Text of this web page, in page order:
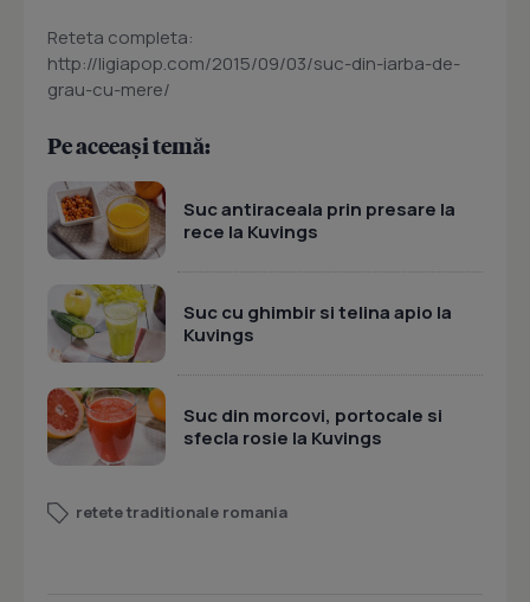
Reteta completa:
http://ligiapop.com/2015/09/03/suc-din-iarba-de-
grau-cu-mere/
Pe aceeași temă:
Suc antiraceala prin presare la
rece la Kuvings
Suc cu ghimbir si telina apio la
Kuvings
Suc din morcovi, portocale si
sfecla rosie la Kuvings
retete traditionale romania